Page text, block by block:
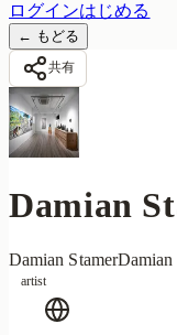
ログインはじめる
← もどる
共有
Damian
Damian StamerDamian
artist